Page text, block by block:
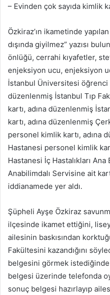
– Evinden çok sayıda kimlik
Özkiraz’ın ikametinde
dışında giyilmez” yazısı
önlüğü, cerrahi kıyafetler,
enjeksiyon ucu, enjeksiyon
İstanbul Üniversitesi öğrenci
düzenlenmiş İstanbul Tıp
kartı, adına düzenlenmiş
kartı, adına düzenlenmiş
personel kimlik kartı, adına
Hastanesi personel kimlik
Hastanesi İç Hastalıkları
Anabilimdalı Servisine ait
iddianamede yer aldı.
Şüpheli Ayşe Özkiraz
ilçesinde ikamet ettiğini,
ailesinin baskısından
Fakültesini kazandığını
belgesini görmek
belgesi üzerinde telefonda
sonuç belgesi hazırlayıp